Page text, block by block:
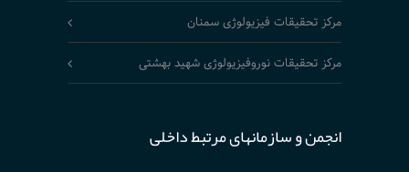
مرکز تحقیقات فیزیولوژی سمنان
مرکز تحقیقات نوروفیزیولوژی شهید بهشتی
انجمن و سازمانهای مرتبط داخلی